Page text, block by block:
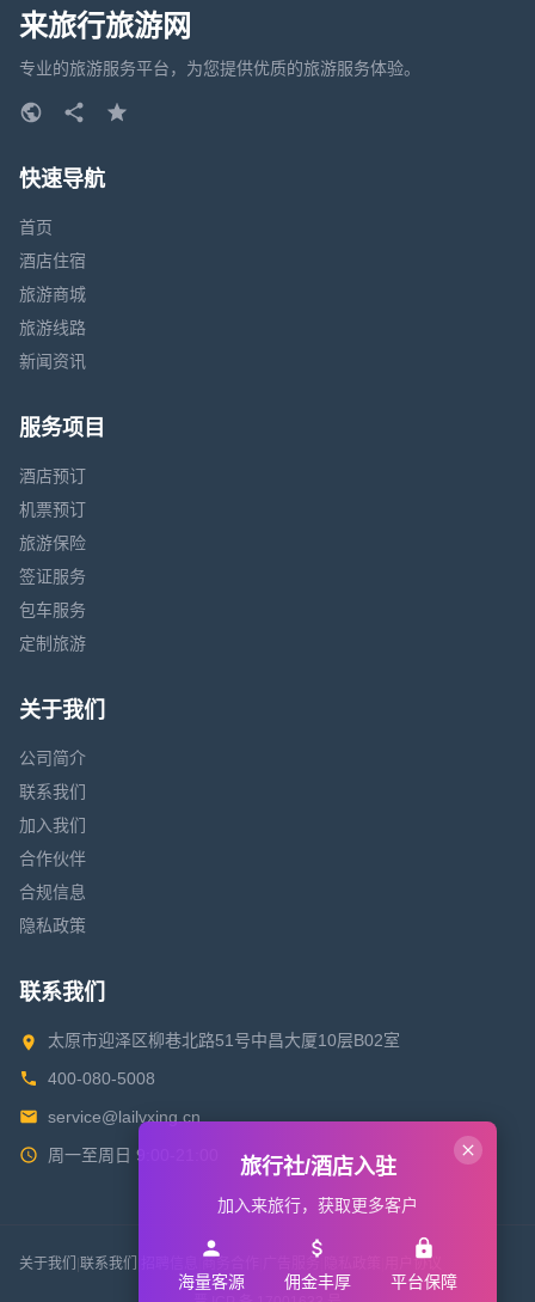
来旅行旅游网
专业的旅游服务平台，为您提供优质的旅游服务体验。
快速导航
首页
酒店住宿
旅游商城
旅游线路
新闻资讯
服务项目
酒店预订
机票预订
旅游保险
签证服务
包车服务
定制旅游
关于我们
公司简介
联系我们
加入我们
合作伙伴
合规信息
隐私政策
联系我们
太原市迎泽区柳巷北路51号中昌大厦10层B02室
400-080-5008
service@lailvxing.cn
周一至周日 9:00-21:00
关于我们 联系我们 用户协议
旅行社/酒店入驻
加入来旅行，获取更多客户
海量客源 佣金丰厚 平台保障